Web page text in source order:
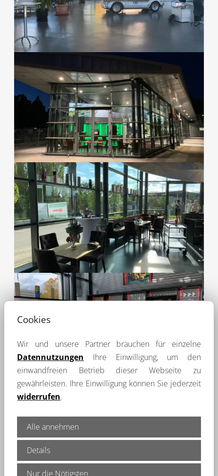
Cookies
Wir und unsere Partner brauchen für einzelne
Datennutzungen Ihre Einwilligung, um den
einwandfreien Betrieb dieser Webseite zu
gewährleisten. Ihre Einwilligung können Sie jederzeit
widerrufen.
Alle annehmen
Details
Nur die Nötigsten